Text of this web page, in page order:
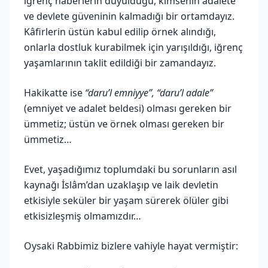
ve devlete güveninin kalmadığı bir ortamdayız.
Kâfirlerin üstün kabul edilip örnek alındığı,
onlarla dostluk kurabilmek için yarışıldığı, iğrenç
yaşamlarının taklit edildiği bir zamandayız.
Hakikatte ise “daru’l emniyye”, “daru’l adale”
(emniyet ve adalet beldesi) olması gereken bir
ümmetiz; üstün ve örnek olması gereken bir
ümmetiz…
Evet, yaşadığımız toplumdaki bu sorunların asıl
kaynağı İslâm’dan uzaklaşıp ve laik devletin
etkisiyle seküler bir yaşam sürerek ölüler gibi
etkisizleşmiş olmamızdır…
Oysaki Rabbimiz bizlere vahiyle hayat vermiştir: